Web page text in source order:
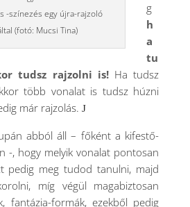
-színezés egy újra-rajzoló
(fotó: Mucsi Tina)
g
h
a
tu
tudsz rajzolni is!Ha tudsz
több vonalat is tudsz húzni
már rajzolás. J
abból áll – főként a kifestő-
-, hogy melyik vonalat pontosan
pedig meg tudod tanulni, majd
míg végül magabiztosan
fantázia-formák, ezekből pedig